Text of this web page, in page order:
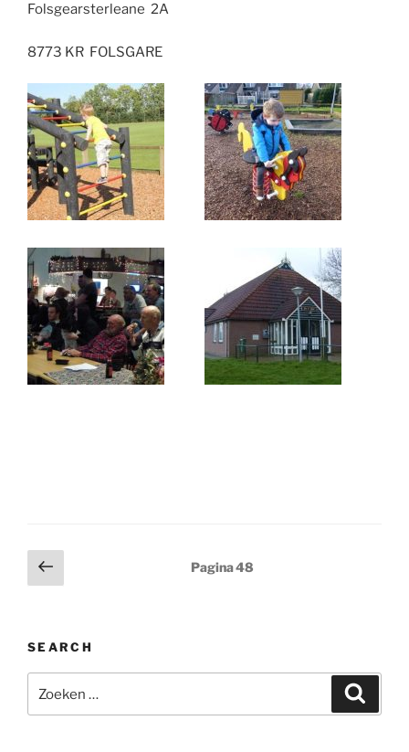
Folsgearsterleane 2A
8773 KR FOLSGARE
Berichten
paginering
Vorige
pagina
Pagina48
SEARCH
naar: